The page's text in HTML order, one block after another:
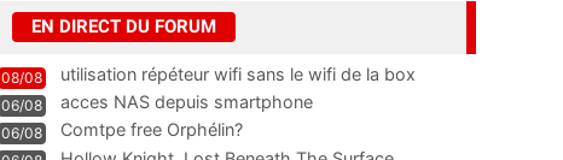
EN DIRECT DU FORUM
08/08 utilisation répéteur wifi sans le wifi de la box
06/08 acces NAS depuis smartphone
06/08 Comtpe free Orphélin?